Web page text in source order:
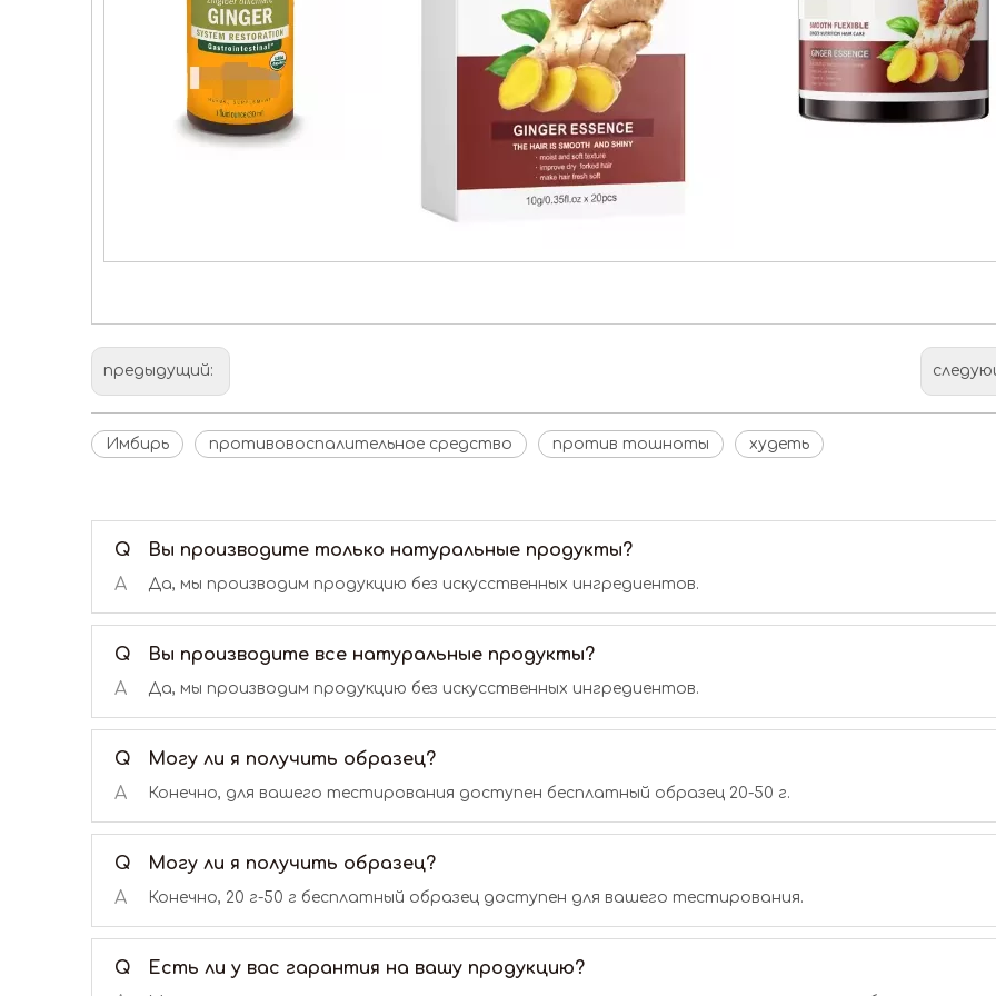
предыдущий:
Имбирь противовоспалительное средство против тошноты худеть
Q
Вы производите только натуральные продукты?
A
Да, мы производим продукцию без искусственных ингредиентов.
Q
Вы производите все натуральные продукты?
A
Да, мы производим продукцию без искусственных ингредиентов.
Q
Могу ли я получить образец?
A
Конечно, для вашего тестирования доступен бесплатный образец 20-50 г.
Q
Могу ли я получить образец?
A
Конечно, 20 г-50 г бесплатный образец доступен для вашего тестирования.
Q
Есть ли у вас гарантия на вашу продукцию?